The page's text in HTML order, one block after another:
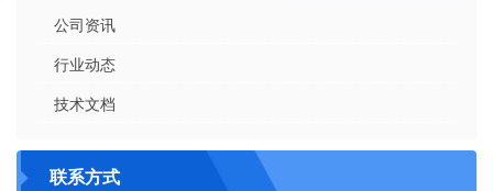
公司资讯
行业动态
技术文档
联系方式